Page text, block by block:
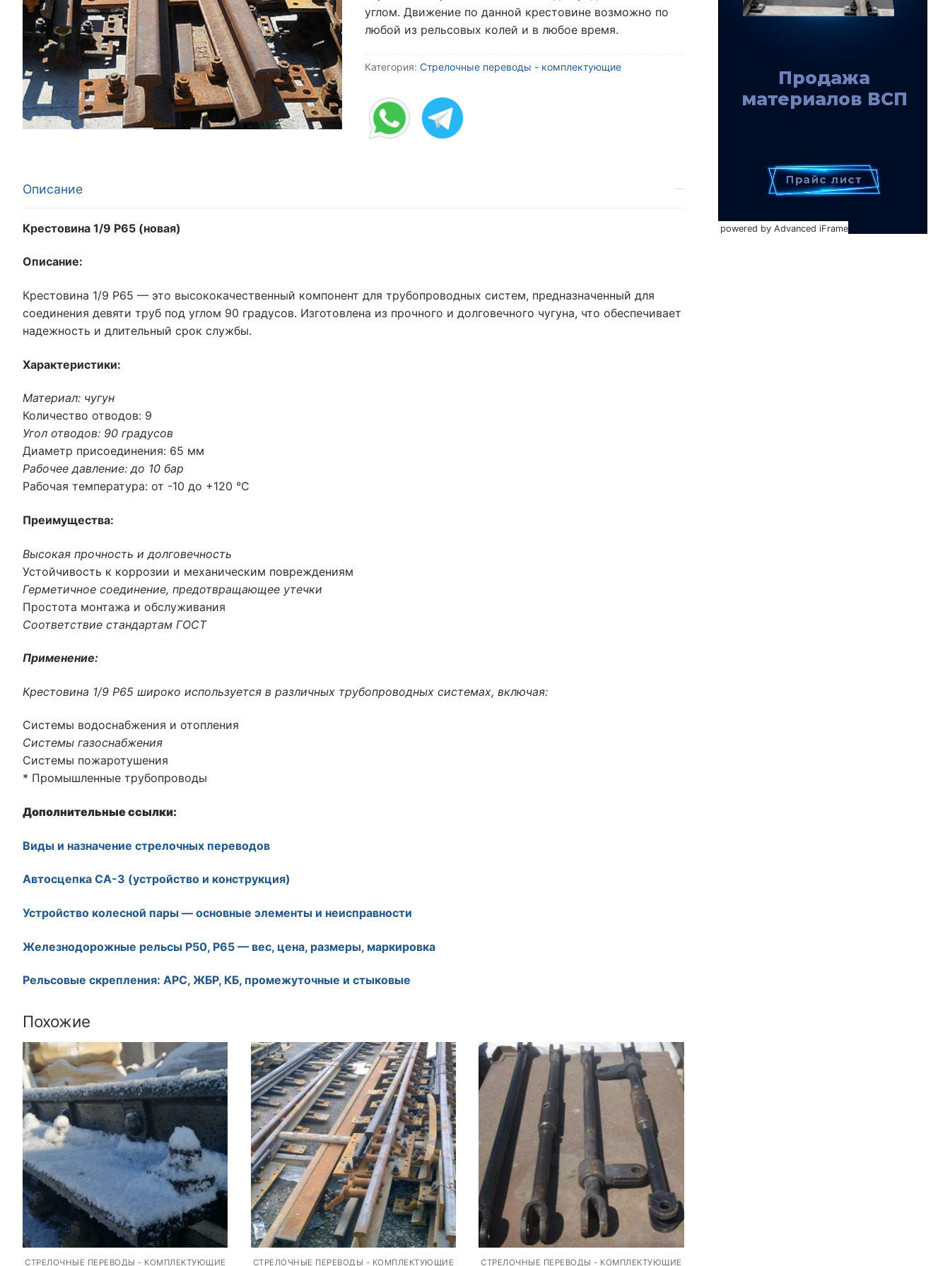
углом. Движение по данной крестовине возможно по
любой из рельсовых колей и в любое время.
Категория: Стрелочные переводы - комплектующие
Описание
Крестовина 1/9 Р65 (новая)
Описание:
Крестовина 1/9 Р65 — это высококачественный компонент для трубопроводных систем, предназначенный для
соединения девяти труб под углом 90 градусов. Изготовлена из прочного и долговечного чугуна, что обеспечивает
надежность и длительный срок службы.
Характеристики:
Материал: чугун
Количество отводов: 9
Угол отводов: 90 градусов
Диаметр присоединения: 65 мм
Рабочее давление: до 10 бар
Рабочая температура: от -10 до +120 °C
Преимущества:
Высокая прочность и долговечность
Устойчивость к коррозии и механическим повреждениям
Герметичное соединение, предотвращающее утечки
Простота монтажа и обслуживания
Соответствие стандартам ГОСТ
Применение:
Крестовина 1/9 Р65 широко используется в различных трубопроводных системах, включая:
Системы водоснабжения и отопления
Системы газоснабжения
Системы пожаротушения
* Промышленные трубопроводы
Дополнительные ссылки:
Виды и назначение стрелочных переводов
Автосцепка СА-3 (устройство и конструкция)
Устройство колесной пары — основные элементы и неисправности
Железнодорожные рельсы Р50, Р65 — вес, цена, размеры, маркировка
Рельсовые скрепления: АРС, ЖБР, КБ, промежуточные и стыковые
Похожие
СТРЕЛОЧНЫЕ ПЕРЕВОДЫ - КОМПЛЕКТУЮЩИЕ СТРЕЛОЧНЫЕ ПЕРЕВОДЫ - КОМПЛЕКТУЮЩИЕ СТРЕЛОЧНЫЕ ПЕРЕВОДЫ - КОМПЛЕКТУЮЩИЕ
powered by Advanced iFrame